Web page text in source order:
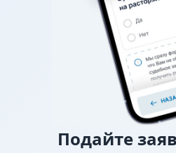
Подайте